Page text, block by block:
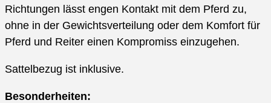
Richtungen lässt engen Kontakt mit dem Pferd zu,
ohne in der Gewichtsverteilung oder dem Komfort für
Pferd und Reiter einen Kompromiss einzugehen.
Sattelbezug ist inklusive.
Besonderheiten: